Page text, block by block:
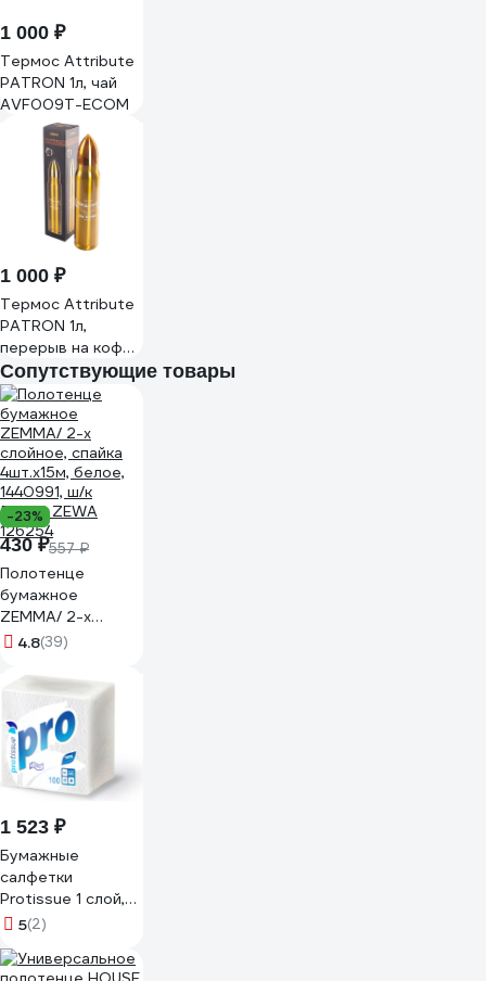
1 000 ₽
Термос Attribute
PATRON 1л, чай
AVF009T-ECOM
1 000 ₽
Термос Attribute
PATRON 1л,
перерыв на кофе
AVF009C-ECOM
Сопутствующие товары
-23%
430 ₽557 ₽
Полотенце
бумажное
ZEMMA/ 2-х
слойное, спайка
1440991, ш/к
57356 ZEWA
126254
4.8(39)
1 523 ₽
Бумажные
салфетки
Protissue 1 слой,
100 листов,1 пачка
5(2)